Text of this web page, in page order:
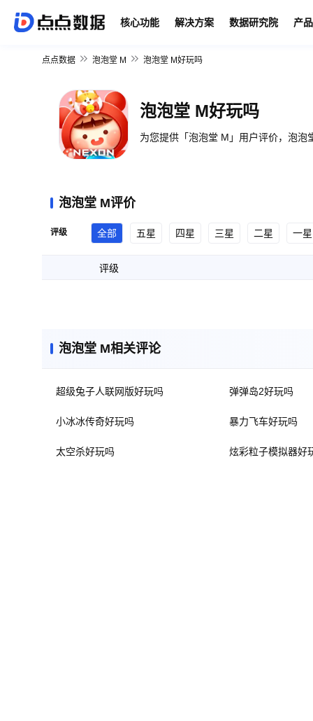
核心功能 解决方案 数据研究院 产
点点数据 泡泡堂 M 泡泡堂 M好玩吗
泡泡堂 M好玩吗
为您提供「泡泡堂 M」用户评价，泡泡
泡泡堂 M评价
评级 全部 五星 四星 三星 二星 一星
评级
泡泡堂 M相关评论
超级兔子人联网版好玩吗 弹弹岛2好玩吗
小冰冰传奇好玩吗 暴力飞车好玩吗
太空杀好玩吗 炫彩粒子模拟器好